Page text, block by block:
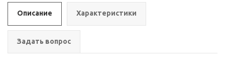
Описание Характеристики
Задать вопрос